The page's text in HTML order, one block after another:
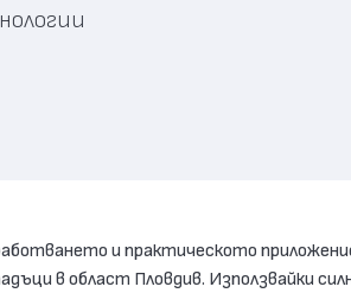
и практическото
в област Пловдив. Използвайки